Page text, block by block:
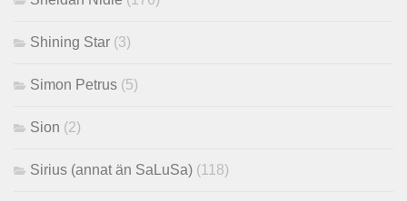
Shining Star (3)
Simon Petrus (5)
Sion (2)
Sirius (annat än SaLuSa) (118)